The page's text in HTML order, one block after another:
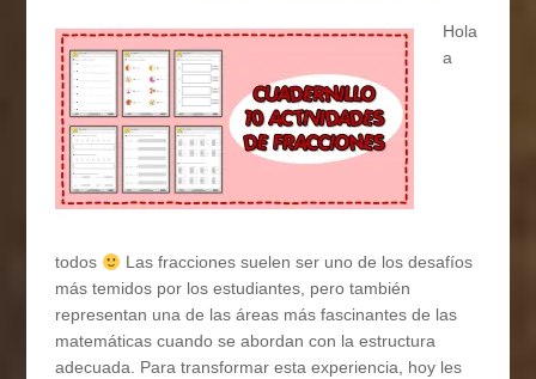
Hola
a
todos
Las fracciones suelen ser uno de los desafíos
más temidos por los estudiantes, pero también
representan una de las áreas más fascinantes de las
matemáticas cuando se abordan con la estructura
adecuada. Para transformar esta experiencia, hoy les